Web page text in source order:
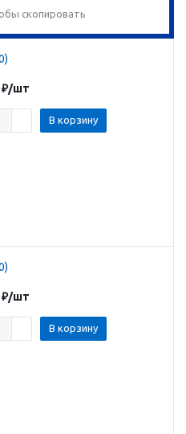
скопировать
₽/шт
В корзину
₽/шт
В корзину